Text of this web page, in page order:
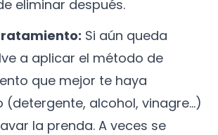
eliminar después.
Si aún queda
a aplicar el método de
que mejor te haya
(detergente, alcohol, vinagre...)
la prenda. A veces se